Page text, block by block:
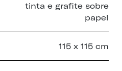
tinta e grafite sobre
papel
115 x 115 cm